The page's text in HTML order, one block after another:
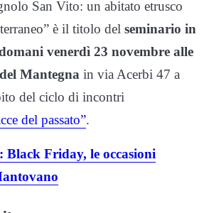
San Vito: un abitato etrusco
è il titolo del seminario in
venerdì 23 novembre alle
Mantegna in via Acerbi 47 a
del ciclo di incontri
del passato”.
Friday, le occasioni